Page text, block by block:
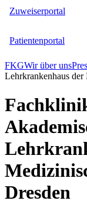
Zuweiserportal
Patientenportal
FKGWir über uns
Lehrkrankenhaus
Dresden